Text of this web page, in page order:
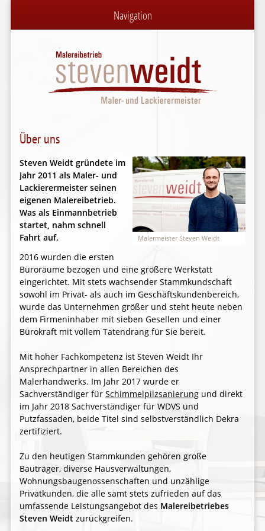
Navigation
Über uns
Malermeister Steven Weidt
Steven Weidt gründete im
Jahr 2011 als Maler- und
Lackierermeister seinen
eigenen Malereibetrieb.
Was als Einmannbetrieb
startet, nahm schnell
Fahrt auf.
2016 wurden die ersten
Büroräume bezogen und eine größere Werkstatt
eingerichtet. Mit stets wachsender Stammkundschaft
sowohl im Privat- als auch im Geschäftskundenbereich,
wurde das Unternehmen größer und steht heute neben
dem Firmeninhaber mit sieben Gesellen und einer
Bürokraft mit vollem Tatendrang für Sie bereit.
Mit hoher Fachkompetenz ist Steven Weidt Ihr
Ansprechpartner in allen Bereichen des
Malerhandwerks. Im Jahr 2017 wurde er
Sachverständiger für Schimmelpilzsanierungund direkt
im Jahr 2018 Sachverständiger für WDVS und
Putzfassaden, beide Titel sind selbstverständlich Dekra
zertifiziert.
Zu den heutigen Stammkunden gehören große
Bauträger, diverse Hausverwaltungen,
Wohnungsbaugenossenschaften und unzählige
Privatkunden, die alle samt stets zufrieden auf das
umfassende Leistungsangebot des Malereibetriebes
Steven Weidt zurückgreifen.